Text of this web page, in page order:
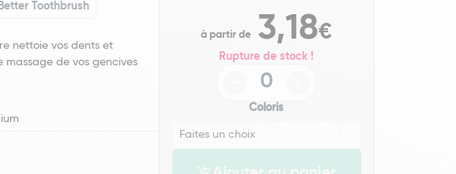
Better Toothbrush
nettoie vos dents et
massage de vos gencives
à partir de 3,18€
Rupture de stock !
Coloris